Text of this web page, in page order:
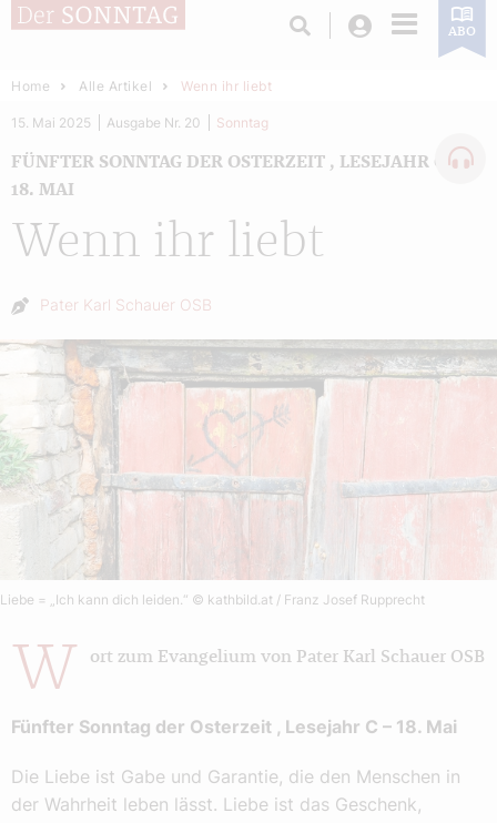
Login ABO
Home Alle Artikel Wenn ihr liebt
Wenn ihr liebt
FÜNFTER SONNTAG DER OSTERZEIT , LESEJAHR C –
18. MAI
15. Mai 2025 Ausgabe Nr. 20 Sonntag
Autor:
Pater Karl Schauer OSB
Liebe = „Ich kann dich leiden.“ © kathbild.at / Franz Josef Rupprecht
W ort zum Evangelium von Pater Karl Schauer OSB
Fünfter Sonntag der Osterzeit , Lesejahr C – 18. Mai
Die Liebe ist Gabe und Garantie, die den Menschen in
der Wahrheit leben lässt. Liebe ist das Geschenk,